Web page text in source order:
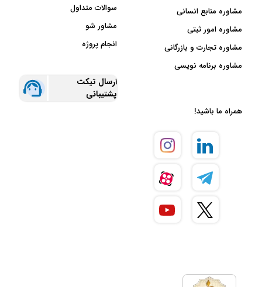
مشاوره منابع انسانی
مشاوره امور ثبتی
مشاوره تجارت و بازرگانی
مشاوره برنامه نویسی
سوالات متداول
مشاور شو
انجام پروژه
ارسال تیکت
پشتیبانی
همراه ما باشید!